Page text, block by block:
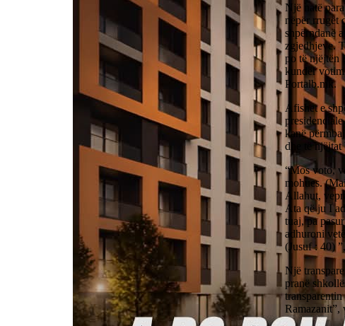
Një natë
nëpër rrugët
shpërndanë
zgjedhjeve.
po të njëjtën
kundër
Portalb.mk.
Afishet e
kanë
dhe të
“Mos voto,
mohues.
Allahut,
Ata që ju I
tuaj, pa
adhuroni
(Jusuf : 40)
Një
pranë
Ramazanit”,